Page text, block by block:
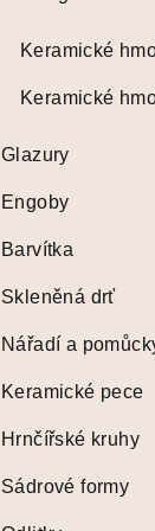
Keramické
Keramické
Glazury
Engoby
Barvítka
Skleněná drť
Nářadí a
Keramické pece
Hrnčířské kruhy
Sádrové formy